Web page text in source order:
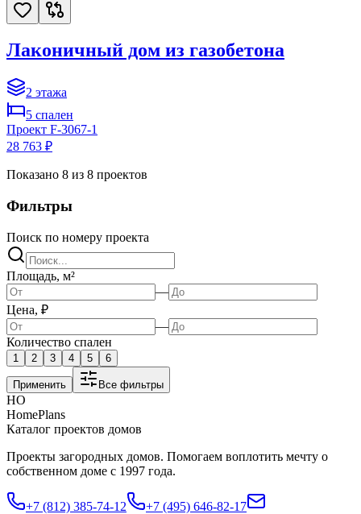
Лаконичный дом из газобетона
2 этажа
5 спален
Проект F-3067-1
28 763 ₽
Показано 8 из 8 проектов
Фильтры
Поиск по номеру проекта
Площадь, м²
—
Цена, ₽
—
Количество спален
1 2 3 4 5 6
Применить Все фильтры
HO
HomePlans
Каталог проектов домов
Проекты загородных домов. Помогаем воплотить мечту о
собственном доме с 1997 года.
+7 (812) 385-74-12
+7 (495) 646-82-17